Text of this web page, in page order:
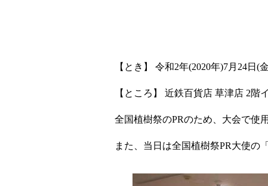
【とき】 令和2年(2020年)7月24日(
【ところ】 近鉄百貨店 草津店 2階
全国植樹祭のPRのため、大会で使
また、当日は全国植樹祭PR大使の